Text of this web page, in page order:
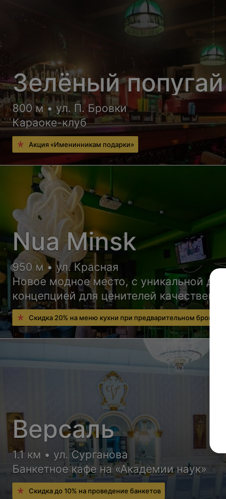
Зелёный попугай
800 м • ул. П. Бровки
Караоке-клуб
Акция «Именинникам подарки»
Nua Minsk
950 м • ул. Красная
Новое модное место, с уникальной
концепцией для ценителей
отдыха. Приходи – и ты всё поймёшь!
Скидка 20% на меню кухни при предварительном
Версаль
1.1 км • ул. Сурганова
Банкетное кафе на «Академии наук»
Скидка до 10% на проведение банкетов